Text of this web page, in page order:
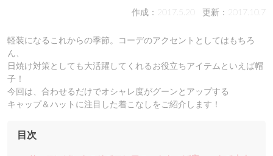
作成：2017.5.20 更新：2017.10.7
軽装になるこれからの季節。コーデのアクセントとしてはもちろ
ん、
日焼け対策としても大活躍してくれるお役立ちアイテムといえば帽
子！
今回は、合わせるだけでオシャレ度がグーンとアップする
キャップ＆ハットに注目した着こなしをご紹介します！
目次